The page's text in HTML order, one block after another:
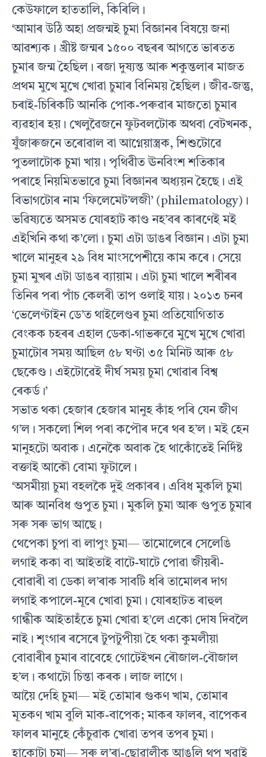
কেউফালে হাততালি, কিৰিলি।
‘আমাৰ উঠি অহা প্ৰজন্মই চুমা বিজ্ঞানৰ বিষয়ে জনা
আৱশ্যক। খ্রীষ্ট জন্মৰ ১৫০০ বছৰৰ আগতে ভাৰতত
চুমাৰ জন্ম হৈছিল। ৰজা দুষ্যন্ত আৰু শকুন্তলাৰ মাজত
প্ৰথম মুখে মুখে খোৱা চুমাৰ বিনিময় হৈছিল। জীৱ-জন্তু,
চৰাই-চিৰিকটি আনকি পোক-পৰুৱাৰ মাজতো চুমাৰ
ব্যৱহাৰ হয়। খেলুৱৈজনে ফুটবলটোক অথবা বেটখনক,
যুঁজাৰুজনে তৰোৱাল বা আগ্নেয়াস্ত্ৰক, শিশুটোৱে
পুতলাটোক চুমা খায়। পৃথিৱীত ঊনবিংশ শতিকাৰ
পৰাহে নিয়মিতভাৱে চুমা বিজ্ঞানৰ অধ্যয়ন হৈছে। এই
বিভাগটোৰ নাম ‘ফিলেমেট’লজী’ (philematology)।
ভৱিষ্যতে অসমত যোৰহাট কাণ্ড নহ’বৰ কাৰণেই মই
এইখিনি কথা ক’লো। চুমা এটা ডাঙৰ বিজ্ঞান। এটা চুমা
খালে মানুহৰ ২৯ বিধ মাংসপেশীয়ে কাম কৰে। সেয়ে
চুমা মুখৰ এটা ডাঙৰ ব্যায়াম। এটা চুমা খালে শৰীৰৰ
তিনিৰ পৰা পাঁচ কেলৰী তাপ ওলাই যায়। ২০১৩ চনৰ
‘ভেলেণ্টাইন ডে’ত থাইলেণ্ডৰ চুমা প্রতিযোগিতাত
বেংকক চহৰৰ এহাল ডেকা-গাভৰুৱে মুখে মুখে খোৱা
চুমাটোৰ সময় আছিল ৫৮ ঘণ্টা ৩৫ মিনিট আৰু ৫৮
ছেকেণ্ড। এইটোৱেই দীর্ঘ সময় চুমা খোৱাৰ বিশ্ব
ৰেকৰ্ড।’
সভাত থকা হেজাৰ হেজাৰ মানুহ কাঁহ পৰি যেন জীণ
গ’ল। সকলো শিল পৰা কপৌৰ দৰে থৰ হ’ল। মই হেন
মানুহটো অবাক। এনেকৈ অবাক হৈ থাকোঁতেই নির্দিষ্ট
বক্তাই আকৌ বোমা ফুটালে।
‘অসমীয়া চুমা বহলকৈ দুই প্ৰকাৰৰ। এবিধ মুকলি চুমা
আৰু আনবিধ গুপুত চুমা। মুকলি চুমা আৰু গুপুত চুমাৰ
সৰু সৰু ভাগ আছে।
থেপেকা চুপা বা লাপুং চুমা— তামোলেৰে সেলেঙি
লগাই ককা বা আইতাই বাটে-ঘাটে পোৱা জীয়ৰী-
বোৱাৰী বা ডেকা ল’ৰাক সাবটি ধৰি তামোলৰ দাগ
লগাই কপালে-মূৰে খোৱা চুমা। যোৰহাটত ৰাহুল
গান্ধীক আইতাহঁতে চুমা খোৱা হ’লে একো দোষ দিবলৈ
নাই। শৃংগাৰ ৰসেৰে টুপটুপীয়া হৈ থকা কুমলীয়া
বোৱাৰীৰ চুমাৰ বাবেহে গোটেইখন ৰৌজাল-বৌজাল
হ’ল। কথাটো চিন্তা কৰক। লাজ লাগে।
আয়ৈ দেহি চুমা— মই তোমাৰ গুকণ খাম, তোমাৰ
মূতকণ খাম বুলি মাক-বাপেক; মাকৰ ফালৰ, বাপেকৰ
ফালৰ মানুহে কেঁচুৱাক খোৱা তপৰ তপৰ চুমা।
হাকোটা চুমা— সৰু ল’ৰা-ছোৱালীক আঙুলি থুপ খুৱাই